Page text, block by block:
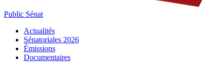
Public Sénat
Actualités
Sénatoriales 2026
Émissions
Documentaires